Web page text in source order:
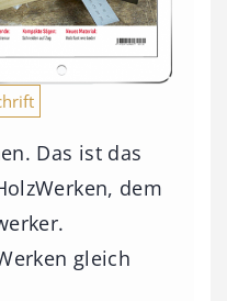
Das ist das
dem
gleich